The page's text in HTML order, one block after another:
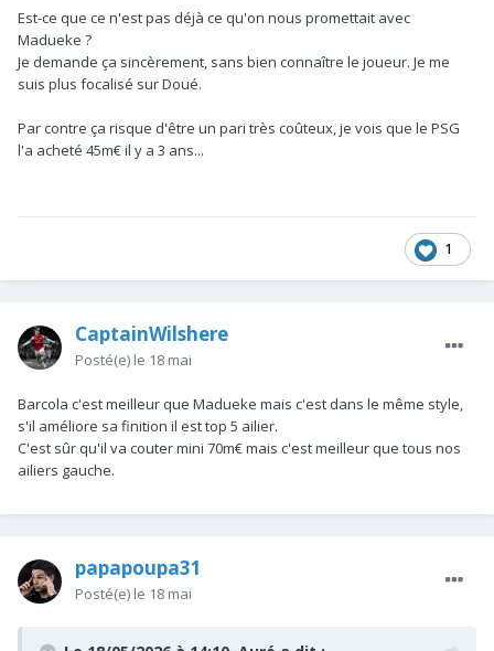
Est-ce que ce n'est pas déjà ce qu'on nous promettait avec
Madueke ?
Je demande ça sincèrement, sans bien connaître le joueur. Je me
suis plus focalisé sur Doué.
Par contre ça risque d'être un pari très coûteux, je vois que le PSG
l'a acheté 45m€ il y a 3 ans...
1
CaptainWilshere
Posté(e) le 18 mai
Barcola c'est meilleur que Madueke mais c'est dans le même style,
s'il améliore sa finition il est top 5 ailier.
C'est sûr qu'il va couter mini 70m€ mais c'est meilleur que tous nos
ailiers gauche.
papapoupa31
Posté(e) le 18 mai